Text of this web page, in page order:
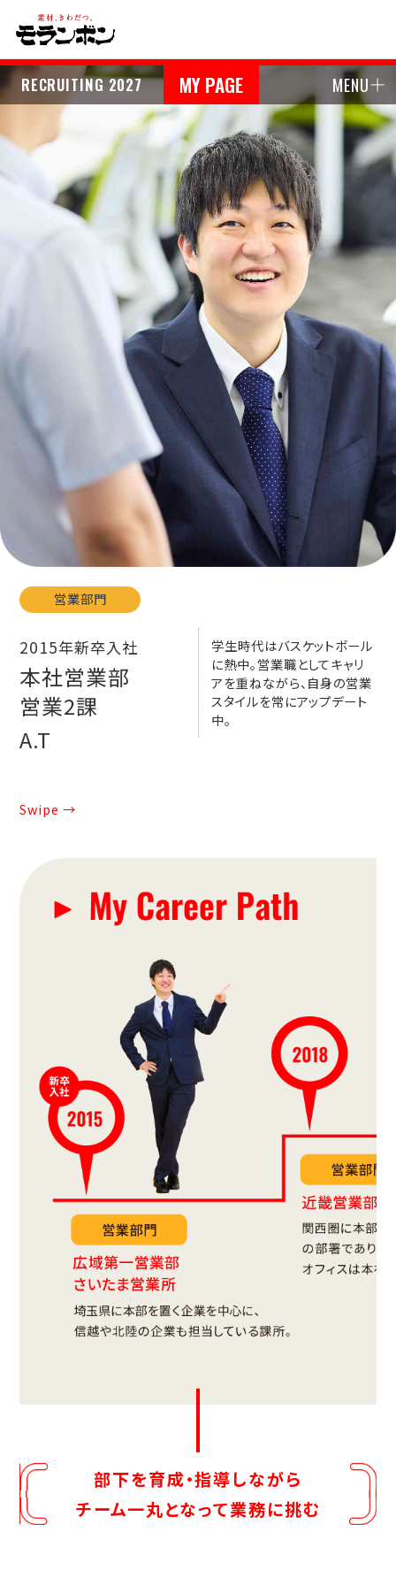
RECRUITING 2027 MY PAGE MENU
営業部門
2015年新卒入社
本社営業部
営業2課
A.T
学生時代はバスケットボール
に熱中。営業職としてキャリ
アを重ねながら、自身の営業
スタイルを常にアップデート
中。
Swipe →
部下を育成・指導しながら
チーム一丸となって業務に挑む